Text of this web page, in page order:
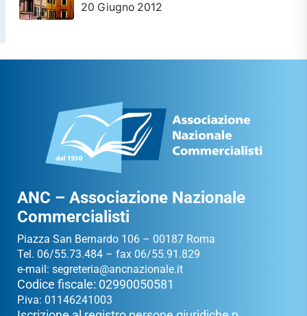
20 Giugno 2012
ANC – Associazione Nazionale
Commercialisti
Piazza San Bernardo 106 – 00187 Roma
Tel. 06/55.73.484 – fax 06/55.91.829
e-mail: segreteria@ancnazionale.it
Codice fiscale: 02990050581
P.iva: 01146241003